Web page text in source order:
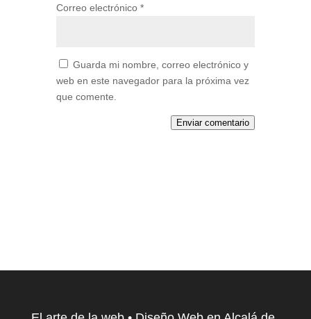
Correo electrónico *
Guarda mi nombre, correo electrónico y
web en este navegador para la próxima vez
que comente.
Enviar comentario